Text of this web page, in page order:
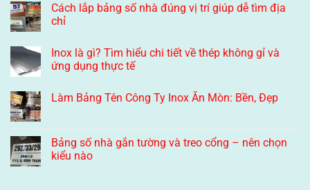
Cách lắp bảng số nhà đúng vị trí giúp dễ tìm địa
chỉ
Inox là gì? Tìm hiểu chi tiết về thép không gỉ và
ứng dụng thực tế
Làm Bảng Tên Công Ty Inox Ăn Mòn: Bền, Đẹp
Bảng số nhà gắn tường và treo cổng – nên chọn
kiểu nào